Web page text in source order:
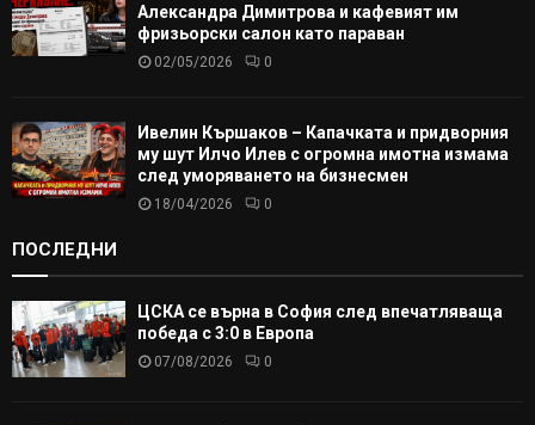
Александра Димитрова и кафевият им
фризьорски салон като параван
02/05/2026 0
Ивелин Кършаков – Капачката и придворния
му шут Илчо Илев с огромна имотна измама
след уморяването на бизнесмен
18/04/2026 0
ПОСЛЕДНИ
ЦСКА се върна в София след впечатляваща
победа с 3:0 в Европа
07/08/2026 0